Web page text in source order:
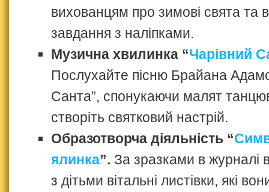
вихованцям про зимові свята та
завдання з наліпками.
Музична хвилинка “Чарівний
Послухайте пісню Брайана
Санта”, спонукаючи малят
створіть святковий настрій.
Образотворча діяльність “
ялинка”. За зразками в журналі
з дітьми вітальні листівки, які